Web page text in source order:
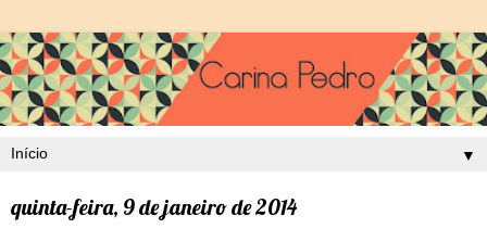
▼
quinta-feira, 9 de janeiro de 2014